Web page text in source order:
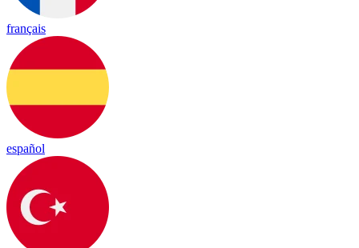
français
español